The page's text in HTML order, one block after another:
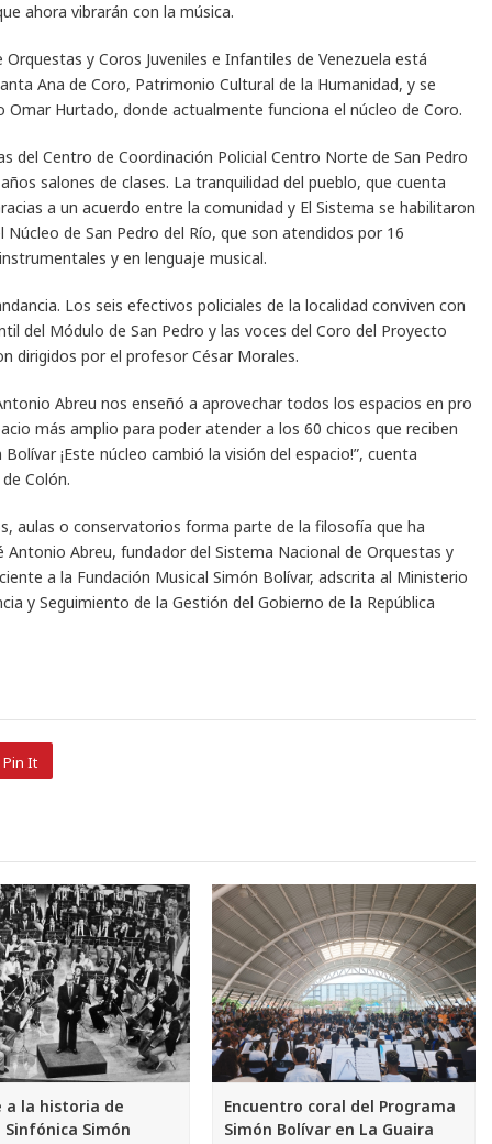
ahora vibrarán con la música.
y Coros Juveniles e Infantiles de Venezuela está
Ana de Coro, Patrimonio Cultural de la Humanidad, y se
Hurtado, donde actualmente funciona el núcleo de Coro.
del Centro de Coordinación Policial Centro Norte de San Pedro
salones de clases. La tranquilidad del pueblo, que cuenta
a un acuerdo entre la comunidad y El Sistema se habilitaron
de San Pedro del Río, que son atendidos por 16
y en lenguaje musical.
Los seis efectivos policiales de la localidad conviven con
del Módulo de San Pedro y las voces del Coro del Proyecto
dirigidos por el profesor César Morales.
Abreu nos enseñó a aprovechar todos los espacios en pro
más amplio para poder atender a los 60 chicos que reciben
¡Este núcleo cambió la visión del espacio!”, cuenta
Colón.
aulas o conservatorios forma parte de la filosofía que ha
Abreu, fundador del Sistema Nacional de Orquestas y
a la Fundación Musical Simón Bolívar, adscrita al Ministerio
y Seguimiento de la Gestión del Gobierno de la República
Pin It
a la historia de
Simón
Encuentro coral del Programa
Simón Bolívar en La Guaira